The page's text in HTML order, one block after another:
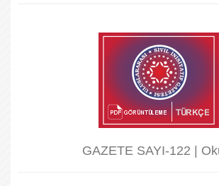
GAZETE SAYI-122 |